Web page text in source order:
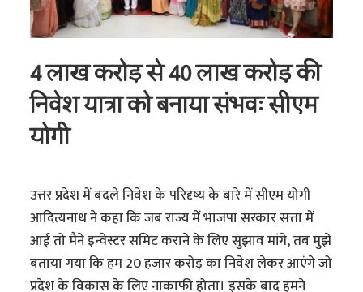
4 लाख करोड़ से 40 लाख करोड़ की
निवेश यात्रा को बनाया संभवः सीएम
योगी
उत्तर प्रदेश में बदले निवेश के परिदृष्य के बारे में सीएम योगी
आदित्यनाथ ने कहा कि जब राज्य में भाजपा सरकार सत्ता में
आई तो मैने इन्वेस्टर समिट कराने के लिए सुझाव मांगे, तब मुझे
बताया गया कि हम 20 हजार करोड़ का निवेश लेकर आएंगे जो
प्रदेश के विकास के लिए नाकाफी होता। इसके बाद हमने